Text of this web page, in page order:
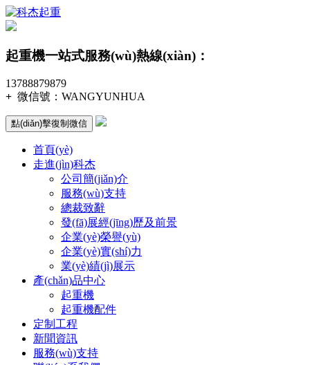
起重機一站式服務(wù)熱線(xiàn)：
13788879879
+ 微信號： WANGYUNHUA
點(diǎn)擊復制微信
首頁(yè)
走進(jìn)科杰
公司簡(jiǎn)介
服務(wù)支持
總裁致辭
發(fā)展經(jīng)歷及前景
企業(yè)榮譽(yù)
企業(yè)實(shí)力
業(yè)績(jì)展示
產(chǎn)品中心
起重機
起重機配件
定制工程
新聞資訊
服務(wù)支持